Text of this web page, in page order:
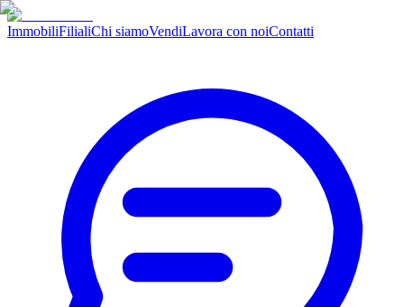
ImmobiliFilialiChi siamoVendiLavora con noiContatti